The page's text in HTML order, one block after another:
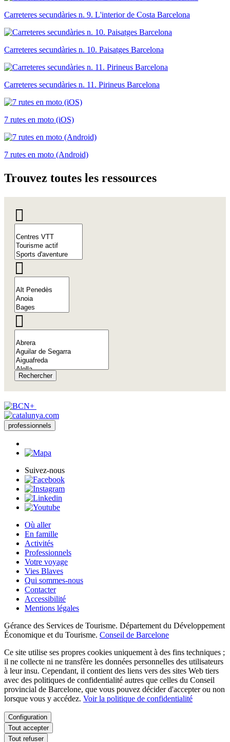
Carreteres secundàries n. 9. L'interior de Costa Barcelona
Carreteres secundàries n. 10. Paisatges Barcelona
Carreteres secundàries n. 11. Pirineus Barcelona
7 rutes en moto (iOS)
7 rutes en moto (Android)
Trouvez toutes les ressources
Rechercher
professionnels
Suivez-nous
Où aller
En famille
Activités
Professionnels
Votre voyage
Vies Blaves
Qui sommes-nous
Contacter
Accessibilité
Mentions légales
Gérance des Services de Tourisme. Département du Développement
Économique et du Tourisme. Conseil de Barcelone
Ce site utilise ses propres cookies uniquement à des fins techniques ;
il ne collecte ni ne transfère les données personnelles des utilisateurs
à leur insu. Cependant, il contient des liens vers des sites Web tiers
avec des politiques de confidentialité autres que celles du Conseil
provincial de Barcelone, que vous pouvez décider d'accepter ou non
lorsque vous y accédez. Voir la politique de confidentialité
Configuration
Tout accepter
Tout refuser